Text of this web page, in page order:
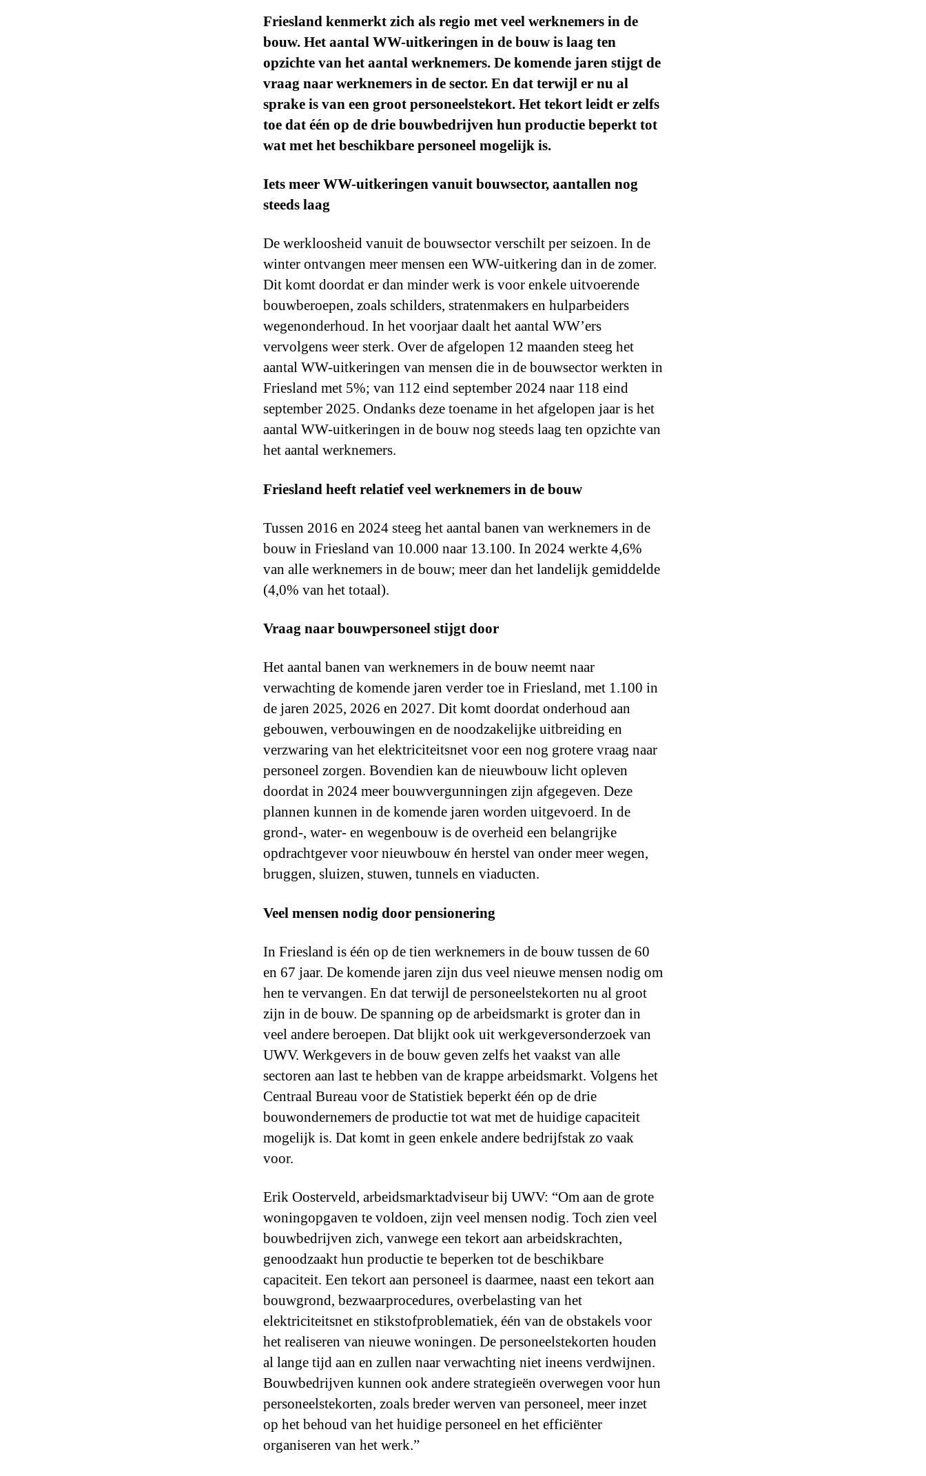
Friesland kenmerkt zich als regio met veel werknemers in de
bouw. Het aantal WW-uitkeringen in de bouw is laag ten
opzichte van het aantal werknemers. De komende jaren stijgt de
vraag naar werknemers in de sector. En dat terwijl er nu al
sprake is van een groot personeelstekort. Het tekort leidt er zelfs
toe dat één op de drie bouwbedrijven hun productie beperkt tot
wat met het beschikbare personeel mogelijk is.
Iets meer WW-uitkeringen vanuit bouwsector, aantallen nog
steeds laag
De werkloosheid vanuit de bouwsector verschilt per seizoen. In de
winter ontvangen meer mensen een WW-uitkering dan in de zomer.
Dit komt doordat er dan minder werk is voor enkele uitvoerende
bouwberoepen, zoals schilders, stratenmakers en hulparbeiders
wegenonderhoud. In het voorjaar daalt het aantal WW’ers
vervolgens weer sterk. Over de afgelopen 12 maanden steeg het
aantal WW-uitkeringen van mensen die in de bouwsector werkten in
Friesland met 5%; van 112 eind september 2024 naar 118 eind
september 2025. Ondanks deze toename in het afgelopen jaar is het
aantal WW-uitkeringen in de bouw nog steeds laag ten opzichte van
het aantal werknemers.
Friesland heeft relatief veel werknemers in de bouw
Tussen 2016 en 2024 steeg het aantal banen van werknemers in de
bouw in Friesland van 10.000 naar 13.100. In 2024 werkte 4,6%
van alle werknemers in de bouw; meer dan het landelijk gemiddelde
(4,0% van het totaal).
Vraag naar bouwpersoneel stijgt door
Het aantal banen van werknemers in de bouw neemt naar
verwachting de komende jaren verder toe in Friesland, met 1.100 in
de jaren 2025, 2026 en 2027. Dit komt doordat onderhoud aan
gebouwen, verbouwingen en de noodzakelijke uitbreiding en
verzwaring van het elektriciteitsnet voor een nog grotere vraag naar
personeel zorgen. Bovendien kan de nieuwbouw licht opleven
doordat in 2024 meer bouwvergunningen zijn afgegeven. Deze
plannen kunnen in de komende jaren worden uitgevoerd. In de
grond-, water- en wegenbouw is de overheid een belangrijke
opdrachtgever voor nieuwbouw én herstel van onder meer wegen,
bruggen, sluizen, stuwen, tunnels en viaducten.
Veel mensen nodig door pensionering
In Friesland is één op de tien werknemers in de bouw tussen de 60
en 67 jaar. De komende jaren zijn dus veel nieuwe mensen nodig om
hen te vervangen. En dat terwijl de personeelstekorten nu al groot
zijn in de bouw. De spanning op de arbeidsmarkt is groter dan in
veel andere beroepen. Dat blijkt ook uit werkgeversonderzoek van
UWV. Werkgevers in de bouw geven zelfs het vaakst van alle
sectoren aan last te hebben van de krappe arbeidsmarkt. Volgens het
Centraal Bureau voor de Statistiek beperkt één op de drie
bouwondernemers de productie tot wat met de huidige capaciteit
mogelijk is. Dat komt in geen enkele andere bedrijfstak zo vaak
voor.
Erik Oosterveld, arbeidsmarktadviseur bij UWV: “Om aan de grote
woningopgaven te voldoen, zijn veel mensen nodig. Toch zien veel
bouwbedrijven zich, vanwege een tekort aan arbeidskrachten,
genoodzaakt hun productie te beperken tot de beschikbare
capaciteit. Een tekort aan personeel is daarmee, naast een tekort aan
bouwgrond, bezwaarprocedures, overbelasting van het
elektriciteitsnet en stikstofproblematiek, één van de obstakels voor
het realiseren van nieuwe woningen. De personeelstekorten houden
al lange tijd aan en zullen naar verwachting niet ineens verdwijnen.
Bouwbedrijven kunnen ook andere strategieën overwegen voor hun
personeelstekorten, zoals breder werven van personeel, meer inzet
op het behoud van het huidige personeel en het efficiënter
organiseren van het werk.”